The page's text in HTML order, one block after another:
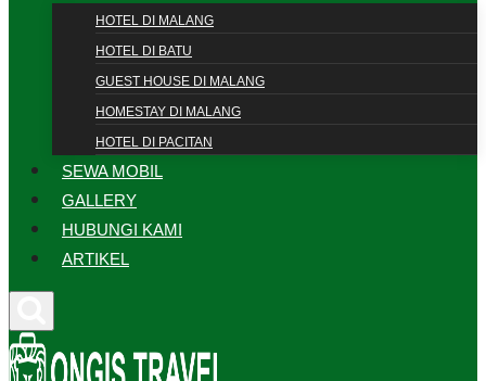
HOTEL DI MALANG
HOTEL DI BATU
GUEST HOUSE DI MALANG
HOMESTAY DI MALANG
HOTEL DI PACITAN
SEWA MOBIL
GALLERY
HUBUNGI KAMI
ARTIKEL